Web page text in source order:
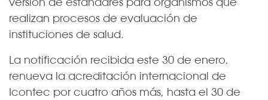
realizan procesos de evaluación de
instituciones de salud.
La notificación recibida este 30 de enero,
renueva la acreditación internacional de
Icontec por cuatro años más, hasta el 30 de